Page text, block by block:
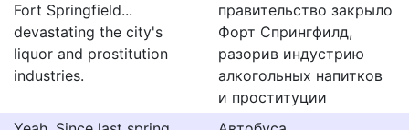
Fort Springfield...
devastating the city's
liquor and prostitution
industries.
правительство закрыло
Форт Спрингфилд,
разорив индустрию
алкогольных напитков
и проституции